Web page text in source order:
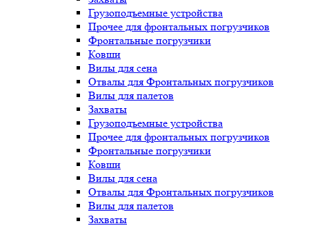
Грузоподъемные устройства
Прочее для фронтальных погрузчиков
Фронтальные погрузчики
Ковши
Вилы для сена
Отвалы для Фронтальных погрузчиков
Вилы для палетов
Захваты
Грузоподъемные устройства
Прочее для фронтальных погрузчиков
Фронтальные погрузчики
Ковши
Вилы для сена
Отвалы для Фронтальных погрузчиков
Вилы для палетов
Захваты